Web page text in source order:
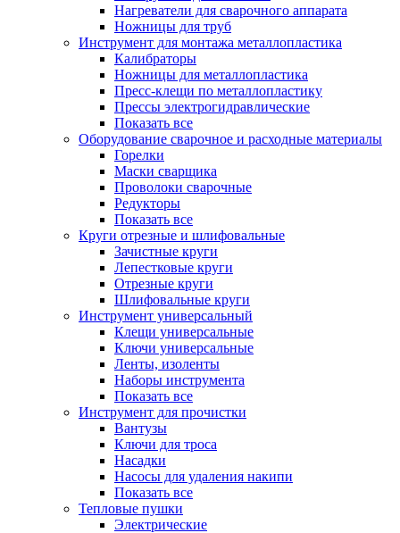
Нагреватели для сварочного аппарата
Ножницы для труб
Инструмент для монтажа металлопластика
Калибраторы
Ножницы для металлопластика
Пресс-клещи по металлопластику
Прессы электрогидравлические
Показать все
Оборудование сварочное и расходные материалы
Горелки
Маски сварщика
Проволоки сварочные
Редукторы
Показать все
Круги отрезные и шлифовальные
Зачистные круги
Лепестковые круги
Отрезные круги
Шлифовальные круги
Инструмент универсальный
Клещи универсальные
Ключи универсальные
Ленты, изоленты
Наборы инструмента
Показать все
Инструмент для прочистки
Вантузы
Ключи для троса
Насадки
Насосы для удаления накипи
Показать все
Тепловые пушки
Электрические